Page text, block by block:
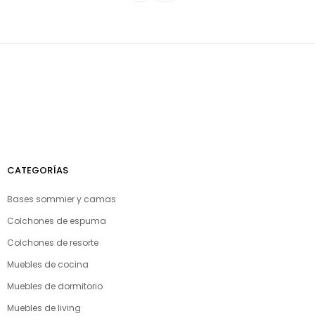
CATEGORÍAS
Bases sommier y camas
Colchones de espuma
Colchones de resorte
Muebles de cocina
Muebles de dormitorio
Muebles de living